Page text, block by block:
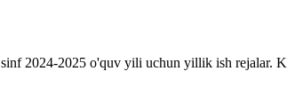
2024-2025 o'quv yili uchun yillik ish